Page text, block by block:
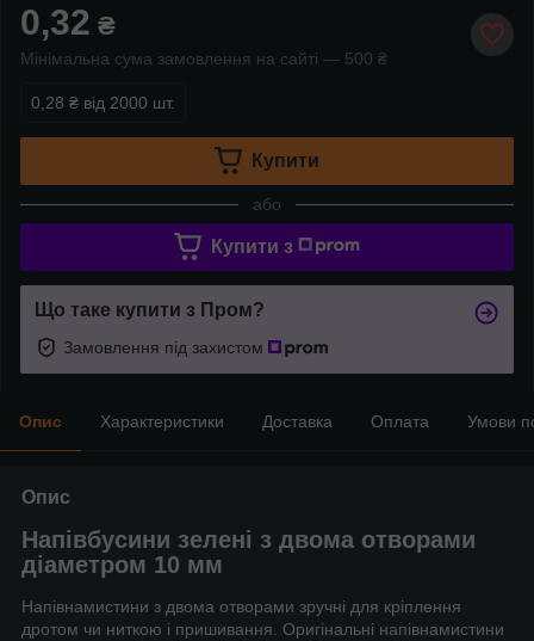
0,32 ₴
Мінімальна сума замовлення на сайті — 500 ₴
0,28 ₴ від 2000 шт.
Купити
або
Купити з
Що таке купити з Пром?
Замовлення під захистом
Опис Характеристики Доставка Оплата Умови
Опис
Напівбусини зелені з двома отворами
діаметром 10 мм
Напівнамистини з двома отворами зручні для кріплення
дротом чи ниткою і пришивання. Оригінальні напівнамистини